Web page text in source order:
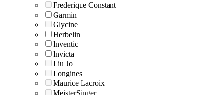
Frederique Constant
Garmin
Glycine
Herbelin
Inventic
Invicta
Liu Jo
Longines
Maurice Lacroix
MeisterSinger